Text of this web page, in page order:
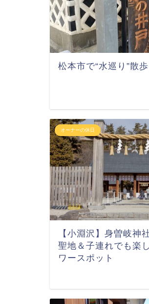
松本市で“水巡り”散歩
オーナーの休日
【小淵沢】身曽岐神
聖地＆子連れでも楽
ワースポット